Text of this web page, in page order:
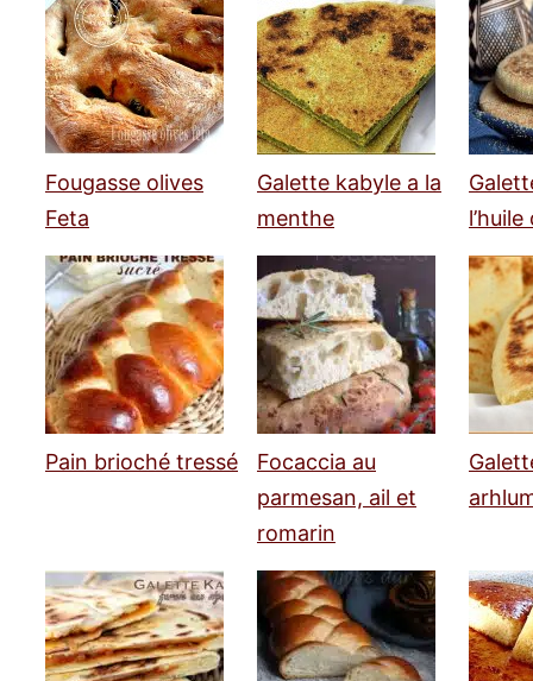
Fougasse olives
Feta
Galette kabyle a la
menthe
l’huile
Pain brioché tressé
Focaccia au
parmesan, ail et
romarin